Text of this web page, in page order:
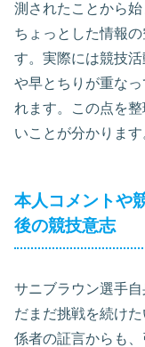
測されたことから始
ちょっとした情報
す。実際には競技
や早とちりが重な
れます。この点を
いことが分かります
本人コメントや
後の競技意志
サニブラウン選手
だまだ挑戦を続け
係者の証言からも